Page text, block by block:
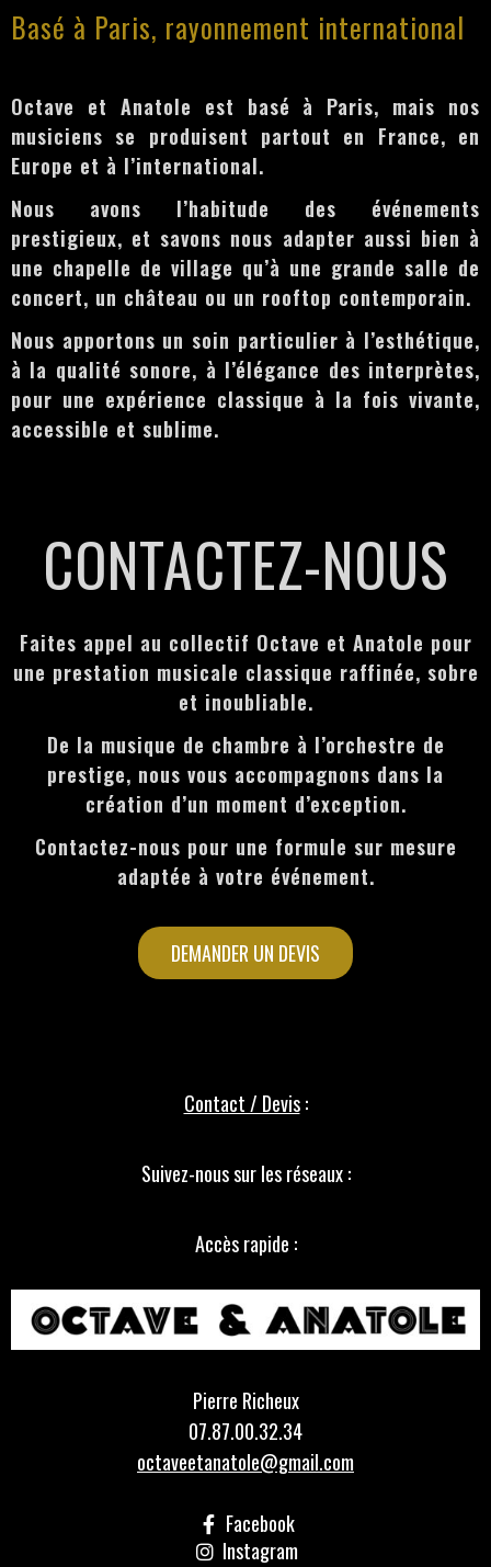
Basé à Paris, rayonnement international
Octave et Anatole est basé à Paris, mais nos
musiciens se produisent partout en France, en
Europe et à l’international.
Nous avons l’habitude des événements
prestigieux, et savons nous adapter aussi bien à
une chapelle de village qu’à une grande salle de
concert, un château ou un rooftop contemporain.
Nous apportons un soin particulier à l’esthétique,
à la qualité sonore, à l’élégance des interprètes,
pour une expérience classique à la fois vivante,
accessible et sublime.
CONTACTEZ-NOUS
Faites appel au collectif Octave et Anatole pour
une prestation musicale classique raffinée, sobre
et inoubliable.
De la musique de chambre à l’orchestre de
prestige, nous vous accompagnons dans la
création d’un moment d’exception.
Contactez-nous pour une formule sur mesure
adaptée à votre événement.
DEMANDER UN DEVIS
Contact / Devis:
Suivez-nous sur les réseaux :
Accès rapide :
Pierre Richeux
07.87.00.32.34
octaveetanatole@gmail.com
Facebook
Instagram